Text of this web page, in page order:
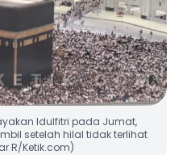
Idulfitri pada Jumat,
setelah hilal tidak terlihat
R/Ketik.com)